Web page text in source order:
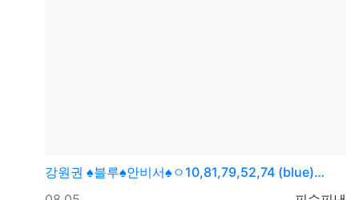
강원권 ♠블루♠안비서♠ㅇ10,81,79,52,74 (blue)…